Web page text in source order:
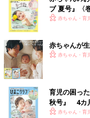
ブ 夏号』〈
く！ おっぱ
赤ちゃん・育
赤ちゃんが
赤ちゃん・育
育児の困っ
秋号』 4カ
いっぱい！
赤ちゃん・育